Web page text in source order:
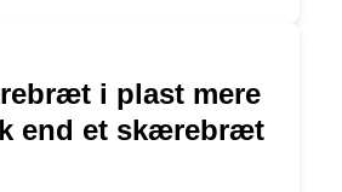
i plast mere
end et skærebræt